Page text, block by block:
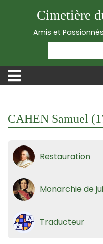
Cimetière
Amis et
CAHEN Samuel
Restauration
Monarchie de
Traducteur